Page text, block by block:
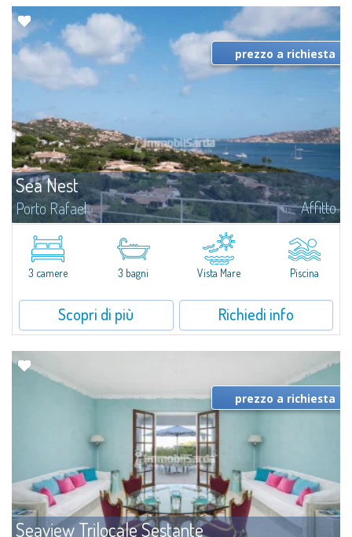
Sea Nest
Porto Rafael Affitto
​Nuova acquisizione: splendida villa con 3 camere da letto e 3 bagni,
arricchita da una piscina privata. Spazi luminosi e ben distribuiti, ideali per
vivere il fascino e la tranquillità di Porto Rafael in un...
prezzo a richiesta
3 camere 3 bagni Vista Mare Piscina
Scopri di più Richiedi info
Seaview Trilocale Sestante
prezzo a richiesta